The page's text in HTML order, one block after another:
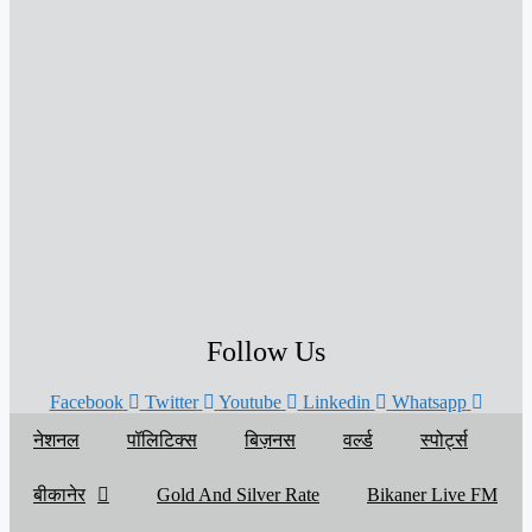
Follow Us
Facebook Twitter Youtube Linkedin
Whatsapp
नेशनल
पॉलिटिक्स बिज़नस वर्ल्ड स्पोर्ट्स
बीकानेर Gold And Silver Rate Bikaner Live FM